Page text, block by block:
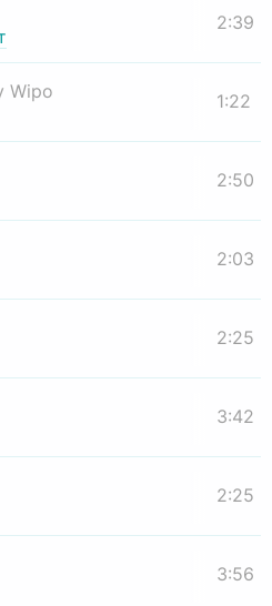
2:39
Wipo
1:22
2:50
2:03
2:25
3:42
2:25
3:56